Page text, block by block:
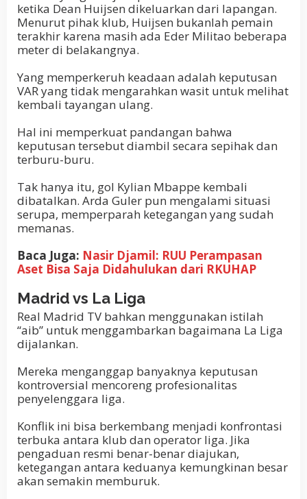
ketika Dean Huijsen dikeluarkan dari lapangan.
Menurut pihak klub, Huijsen bukanlah pemain
terakhir karena masih ada Eder Militao beberapa
meter di belakangnya.
Yang memperkeruh keadaan adalah keputusan
VAR yang tidak mengarahkan wasit untuk melihat
kembali tayangan ulang.
Hal ini memperkuat pandangan bahwa
keputusan tersebut diambil secara sepihak dan
terburu-buru.
Tak hanya itu, gol Kylian Mbappe kembali
dibatalkan. Arda Guler pun mengalami situasi
serupa, memperparah ketegangan yang sudah
memanas.
Baca Juga: Nasir Djamil: RUU Perampasan
Aset Bisa Saja Didahulukan dari RKUHAP
Madrid vs La Liga
Real Madrid TV bahkan menggunakan istilah
“aib” untuk menggambarkan bagaimana La Liga
dijalankan.
Mereka menganggap banyaknya keputusan
kontroversial mencoreng profesionalitas
penyelenggara liga.
Konflik ini bisa berkembang menjadi konfrontasi
terbuka antara klub dan operator liga. Jika
pengaduan resmi benar-benar diajukan,
ketegangan antara keduanya kemungkinan besar
akan semakin memburuk.